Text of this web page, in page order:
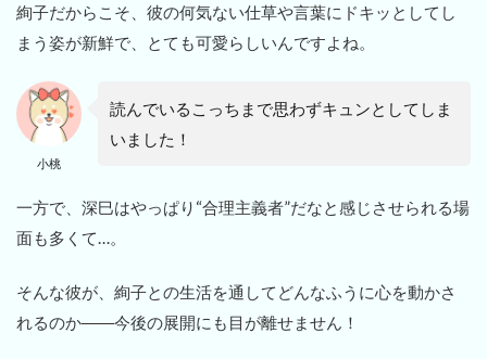
絢子だからこそ、彼の何気ない仕草や言葉にドキッとしてし
まう姿が新鮮で、とても可愛らしいんですよね。
小桃
読んでいるこっちまで思わずキュンとしてしま
いました！
一方で、深巳はやっぱり“合理主義者”だなと感じさせられる場
面も多くて…。
そんな彼が、絢子との生活を通してどんなふうに心を動かさ
れるのか――今後の展開にも目が離せません！